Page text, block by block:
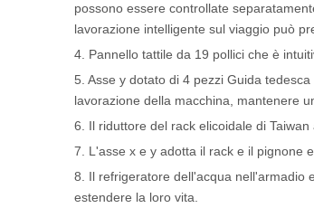
possono essere controllate
lavorazione intelligente sul viaggio può
4. Pannello tattile da 19 pollici che è
5. Asse y dotato di 4 pezzi Guida
lavorazione della macchina, mantenere
6. Il riduttore del rack elicoidale di
7. L'asse x e y adotta il rack e il pignone
8. Il refrigeratore dell'acqua nell'armadio
estendere la loro vita.